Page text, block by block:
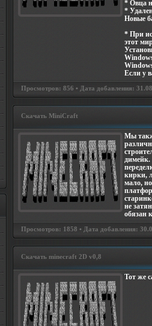
* Овца
*
Новые
* При
этот
Если у
Просмотров: 856 • Дата добавления:
Скачать MiniCraft
Мы
димейк.
кирки,
мало,
не
обязан
Просмотров: 1858 • Дата добавления:
Скачать minecraft 2D v0,8
Тот же